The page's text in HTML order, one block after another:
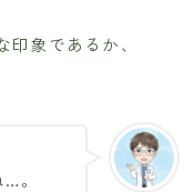
象であるか、
。